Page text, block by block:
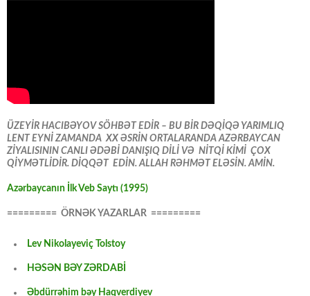
ÜZEYİR HACIBƏYOV SÖHBƏT EDİR – BU BİR DƏQİQƏ YARIMLIQ
LENT EYNİ ZAMANDA XX ƏSRİN ORTALARANDA AZƏRBAYCAN
ZİYALISININ CANLI ƏDƏBİ DANIŞIQ DİLİ VƏ NİTQİ KİMİ ÇOX
QİYMƏTLİDİR. DİQQƏT EDİN. ALLAH RƏHMƏT ELƏSİN. AMİN.
Azərbaycanın İlk Veb Saytı (1995)
========= ÖRNƏK YAZARLAR =========
Lev Nikolayeviç Tolstoy
HƏSƏN BƏY ZƏRDABİ
Əbdürrəhim bəy Haqverdiyev